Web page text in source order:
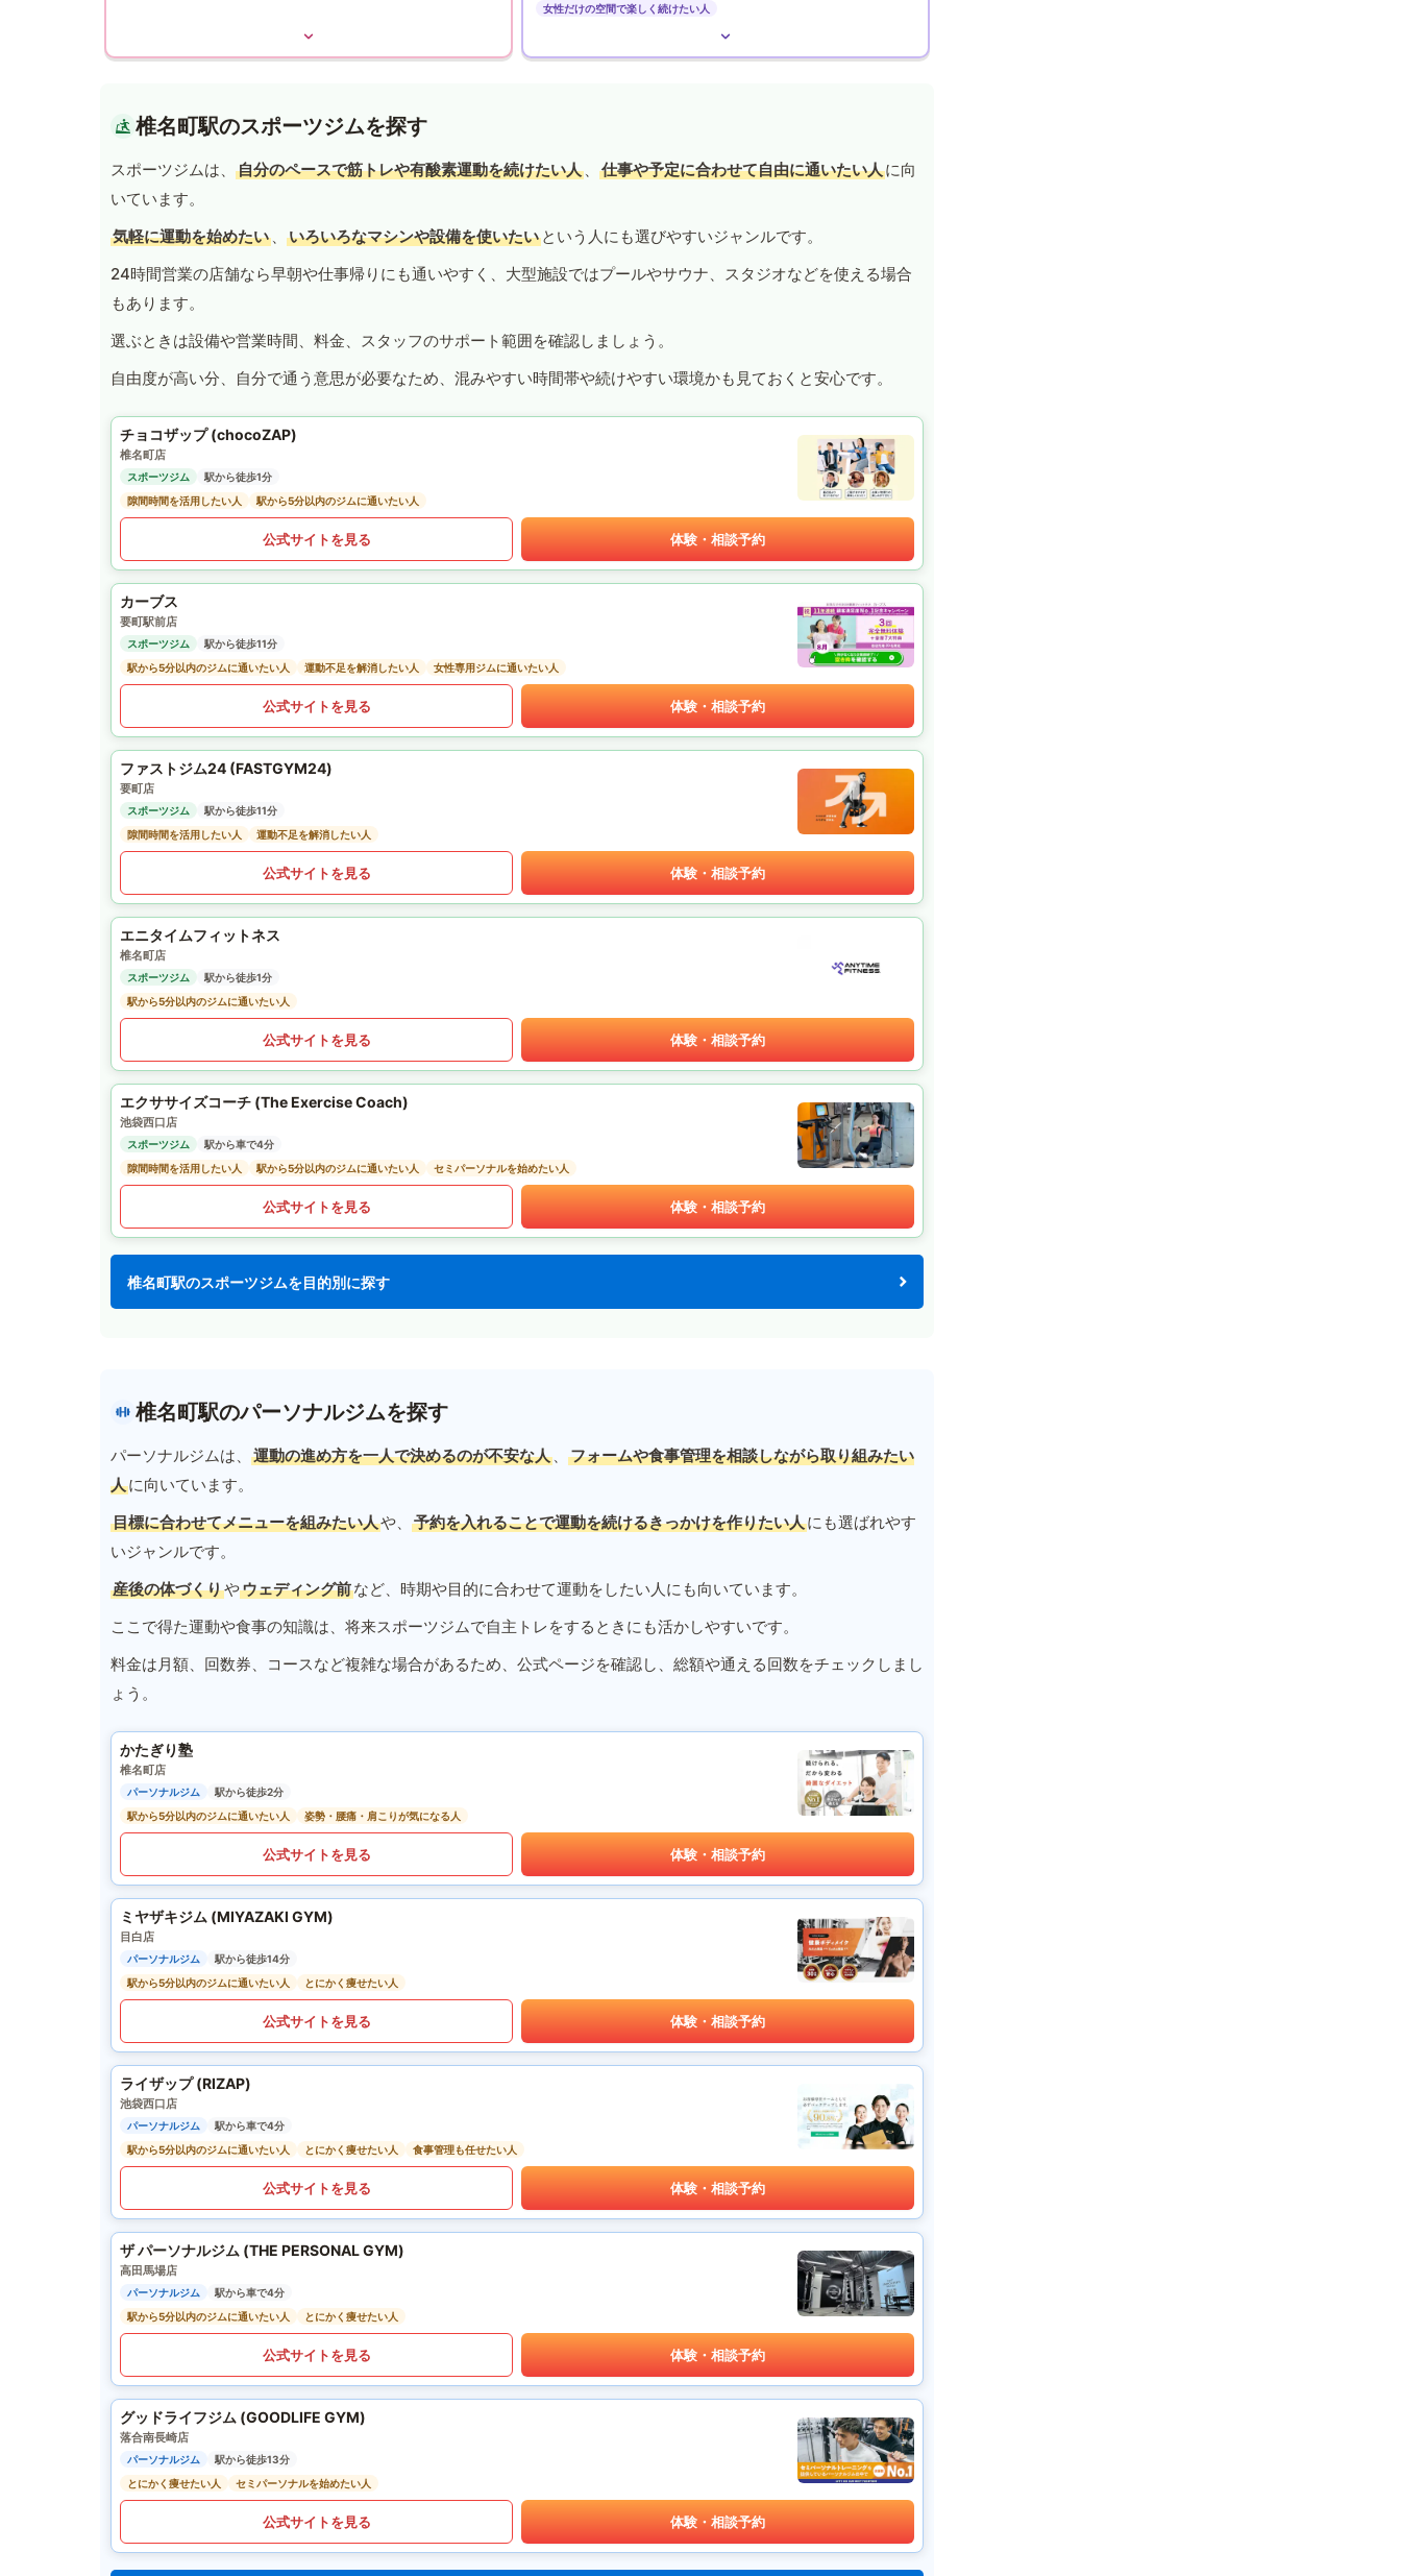
女性だけの空間で楽しく続けたい人
椎名町駅のスポーツジムを探す
スポーツジムは、 自分のペースで筋トレや有酸素運動を続けたい人 、 仕事や予定に合わせて自由に通いたい人に向
いています。
気軽に運動を始めたい 、 いろいろなマシンや設備を使いたい という人にも選びやすいジャンルです。
24時間営業の店舗なら早朝や仕事帰りにも通いやすく、大型施設ではプールやサウナ、スタジオなどを使える場合
もあります。
選ぶときは設備や営業時間、料金、スタッフのサポート範囲を確認しましょう。
自由度が高い分、自分で通う意思が必要なため、混みやすい時間帯や続けやすい環境かも見ておくと安心です。
チョコザップ (chocoZAP)
椎名町店
スポーツジム
駅から徒歩1分
隙間時間を活用したい人
駅から5分以内のジムに通いたい人
公式サイトを見る 体験・相談予約
カーブス
要町駅前店
スポーツジム
駅から徒歩11分
駅から5分以内のジムに通いたい人
運動不足を解消したい人 女性専用ジムに通いたい人
公式サイトを見る 体験・相談予約
ファストジム24 (FASTGYM24)
要町店
スポーツジム
駅から徒歩11分
隙間時間を活用したい人
運動不足を解消したい人
公式サイトを見る 体験・相談予約
エニタイムフィットネス
椎名町店
スポーツジム
駅から徒歩1分
駅から5分以内のジムに通いたい人
公式サイトを見る 体験・相談予約
エクササイズコーチ (The Exercise Coach)
池袋西口店
スポーツジム
駅から車で4分
隙間時間を活用したい人
駅から5分以内のジムに通いたい人 セミパーソナルを始めたい人
公式サイトを見る 体験・相談予約
椎名町駅のスポーツジムを目的別に探す
椎名町駅のパーソナルジムを探す
パーソナルジムは、 運動の進め方を一人で決めるのが不安な人 、
フォームや食事管理を相談しながら取り組みたい
人に向いています。
目標に合わせてメニューを組みたい人や、 予約を入れることで運動を続けるきっかけを作りたい人にも選ばれやす
いジャンルです。
産後の体づくりやウェディング前など、時期や目的に合わせて運動をしたい人にも向いています。
ここで得た運動や食事の知識は、将来スポーツジムで自主トレをするときにも活かしやすいです。
料金は月額、回数券、コースなど複雑な場合があるため、公式ページを確認し、総額や通える回数をチェックしまし
ょう。
かたぎり塾
椎名町店
パーソナルジム
駅から徒歩2分
駅から5分以内のジムに通いたい人
姿勢・腰痛・肩こりが気になる人
公式サイトを見る 体験・相談予約
ミヤザキジム (MIYAZAKI GYM)
目白店
パーソナルジム
駅から徒歩14分
駅から5分以内のジムに通いたい人
とにかく痩せたい人
公式サイトを見る 体験・相談予約
ライザップ (RIZAP)
池袋西口店
パーソナルジム
駅から車で4分
駅から5分以内のジムに通いたい人
とにかく痩せたい人 食事管理も任せたい人
公式サイトを見る 体験・相談予約
ザ パーソナルジム (THE PERSONAL GYM)
高田馬場店
パーソナルジム
駅から車で4分
駅から5分以内のジムに通いたい人
とにかく痩せたい人
公式サイトを見る 体験・相談予約
グッドライフジム (GOODLIFE GYM)
落合南長崎店
パーソナルジム
駅から徒歩13分
とにかく痩せたい人
セミパーソナルを始めたい人
公式サイトを見る 体験・相談予約